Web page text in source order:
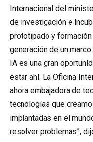
Internacional del
de investigación e
prototipado y
generación de un
IA es una gran
estar ahí. La Oficina
ahora embajadora de
tecnologías que
implantadas en el
resolver problemas”,